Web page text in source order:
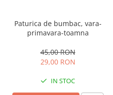
Paturica de bumbac, vara-
primavara-toamna
45,00 RON
29,00 RON
IN STOC